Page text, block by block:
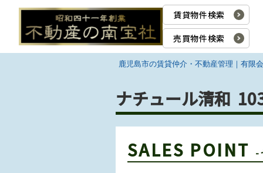
賃貸物件検索
売買物件検索
鹿児島市の賃貸仲介・不動産管理｜有限
ナチュール清和
SALES POINT -